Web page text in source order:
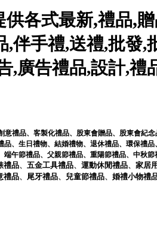
供各式最新,禮品,
,伴手禮,送禮,批發,
,廣告禮品,設計,禮
意禮品、 客製化禮品、 股東會贈品、 股東會紀念
品、 生日禮物、 結婚禮物、 退休禮品、 環保禮品
端午節禮品、 父親節禮品、 重陽節禮品、 中秋節
禮品、 五金工具禮品、 運動休閒禮品、 家居
禮品、 尾牙禮品、 兒童節禮品、 婚禮小物禮